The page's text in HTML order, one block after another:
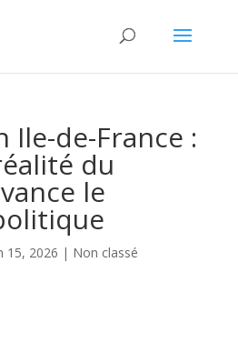
Ile-de-France :
du
le
15, 2026 | Non classé